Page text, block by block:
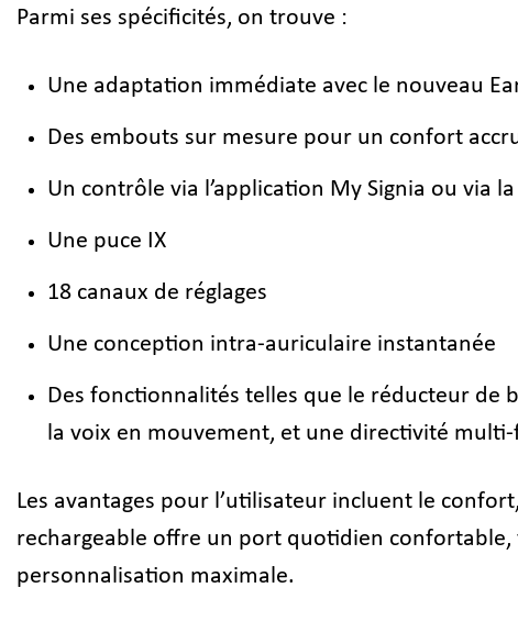
Parmi ses spécificités, on trouve :
Une adaptation immédiate avec le nouveau
Des embouts sur mesure pour un confort
Un contrôle via l’application My Signia ou via
Une puce IX
18 canaux de réglages
Une conception intra-auriculaire instantanée
Des fonctionnalités telles que le réducteur de
la voix en mouvement, et une directivité
Les avantages pour l’utilisateur incluent le
rechargeable offre un port quotidien
personnalisation maximale.